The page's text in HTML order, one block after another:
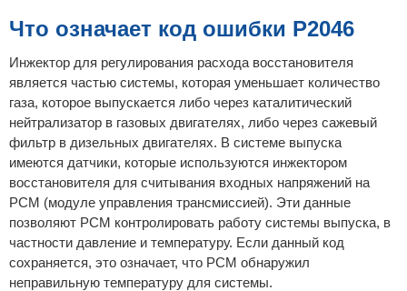
Что означает код ошибки P2046
Инжектор для регулирования расхода восстановителя
является частью системы, которая уменьшает количество
газа, которое выпускается либо через каталитический
нейтрализатор в газовых двигателях, либо через сажевый
фильтр в дизельных двигателях. В системе выпуска
имеются датчики, которые используются инжектором
восстановителя для считывания входных напряжений на
PCM (модуле управления трансмиссией). Эти данные
позволяют PCM контролировать работу системы выпуска, в
частности давление и температуру. Если данный код
сохраняется, это означает, что PCM обнаружил
неправильную температуру для системы.